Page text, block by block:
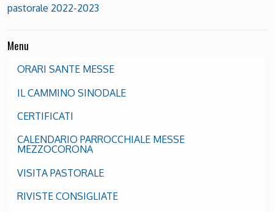
pastorale 2022-2023
Menu
ORARI SANTE MESSE
IL CAMMINO SINODALE
CERTIFICATI
CALENDARIO PARROCCHIALE MESSE
MEZZOCORONA
VISITA PASTORALE
RIVISTE CONSIGLIATE